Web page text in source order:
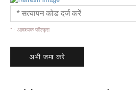
* - आवश्यक फील्ड्स